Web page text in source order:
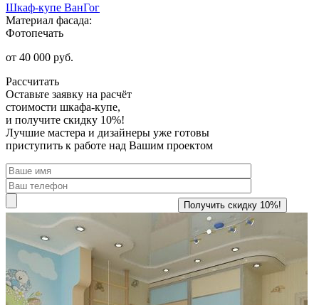
Шкаф-купе ВанГог
Материал фасада:
Фотопечать
от 40 000 руб.
Рассчитать
Оставьте заявку на расчёт
стоимости шкафа-купе,
и получите скидку 10%!
Лучшие мастера и дизайнеры уже готовы
приступить к работе над Вашим проектом